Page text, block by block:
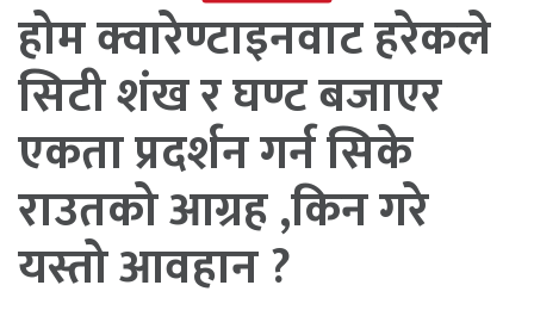
होम क्वारेण्टाइनवाट हरेकले
सिटी शंख र घण्ट बजाएर
एकता प्रदर्शन गर्न सिके
राउतको आग्रह ,किन गरे
यस्तो आवहान ?